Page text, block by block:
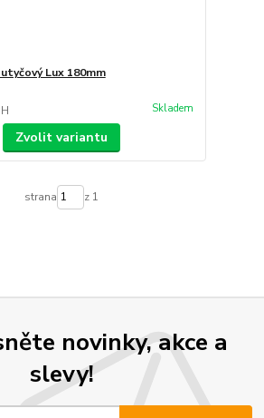
Lux 180mm
Skladem
Zvolit variantu
strana z 1
novinky, akce a
slevy!